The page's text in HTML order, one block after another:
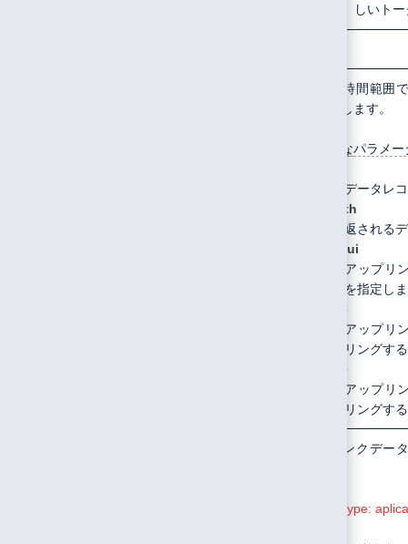
しいト
指定した時間範囲
タを取得します。
指定可能なパラメー
データレ
length
返される
deveui
アップリ
を指定し
ftime
アップリ
リングす
ttime
アップリ
リングす
ダウンリンクデー
Content-Type: